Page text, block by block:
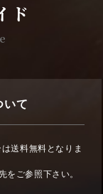
ド
いて
送料無料となりま
をご参照下さい。